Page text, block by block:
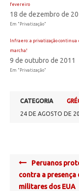
fevereiro
18 de dezembro de
Em "Privatização"
Infraero: a privatização continua
marcha!
9 de outubro de 2011
Em "Privatização"
CATEGORIA
24 DE AGOSTO DE
Post
navigation
Peruanos
contra a presença
militares dos EUA